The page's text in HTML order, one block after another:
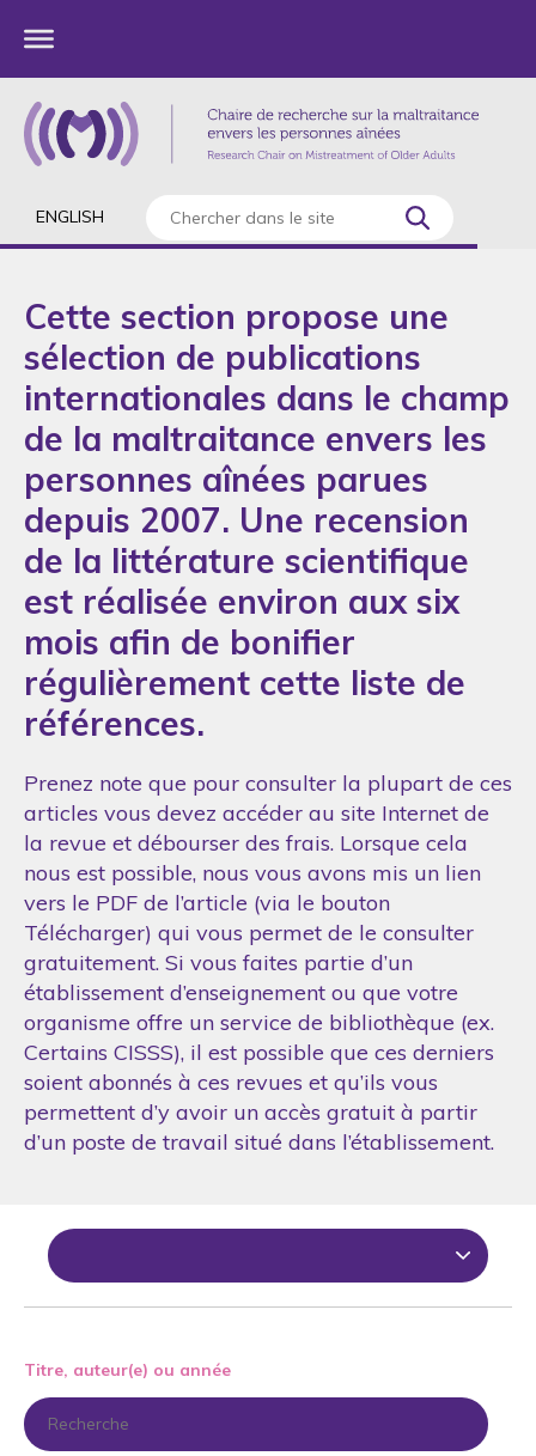
ENGLISH
Cette section propose une
sélection de publications
internationales dans le champ
de la maltraitance envers les
personnes aînées parues
depuis 2007. Une recension
de la littérature scientifique
est réalisée environ aux six
mois afin de bonifier
régulièrement cette liste de
références.
Prenez note que pour consulter la plupart de ces
articles vous devez accéder au site Internet de
la revue et débourser des frais. Lorsque cela
nous est possible, nous vous avons mis un lien
vers le PDF de l’article (via le bouton
Télécharger) qui vous permet de le consulter
gratuitement. Si vous faites partie d’un
établissement d’enseignement ou que votre
organisme offre un service de bibliothèque (ex.
Certains CISSS), il est possible que ces derniers
soient abonnés à ces revues et qu’ils vous
permettent d’y avoir un accès gratuit à partir
d’un poste de travail situé dans l’établissement.
Titre, auteur(e) ou année